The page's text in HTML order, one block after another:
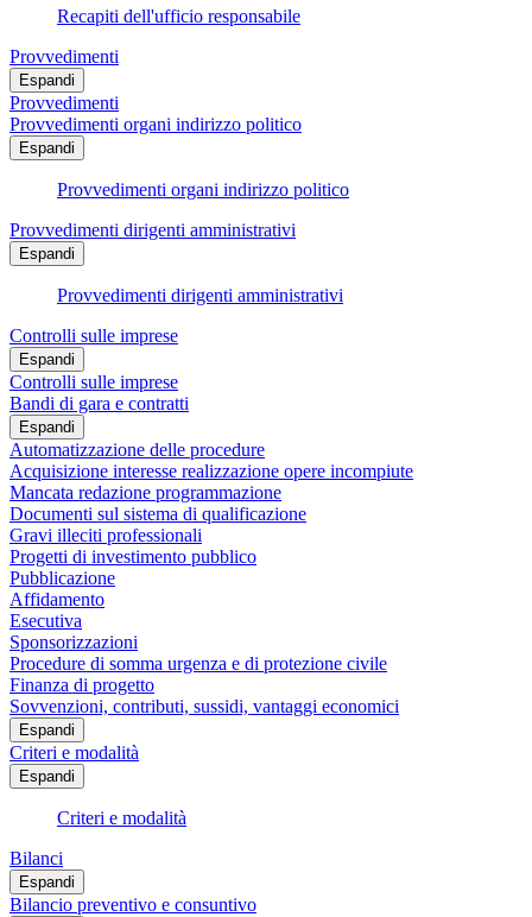
Recapiti dell'ufficio responsabile
Provvedimenti
Espandi
Provvedimenti
Provvedimenti organi indirizzo politico
Espandi
Provvedimenti organi indirizzo politico
Provvedimenti dirigenti amministrativi
Espandi
Provvedimenti dirigenti amministrativi
Controlli sulle imprese
Espandi
Controlli sulle imprese
Bandi di gara e contratti
Espandi
Automatizzazione delle procedure
Acquisizione interesse realizzazione opere incompiute
Mancata redazione programmazione
Documenti sul sistema di qualificazione
Gravi illeciti professionali
Progetti di investimento pubblico
Pubblicazione
Affidamento
Esecutiva
Sponsorizzazioni
Procedure di somma urgenza e di protezione civile
Finanza di progetto
Sovvenzioni, contributi, sussidi, vantaggi economici
Espandi
Criteri e modalità
Espandi
Criteri e modalità
Bilanci
Espandi
Bilancio preventivo e consuntivo